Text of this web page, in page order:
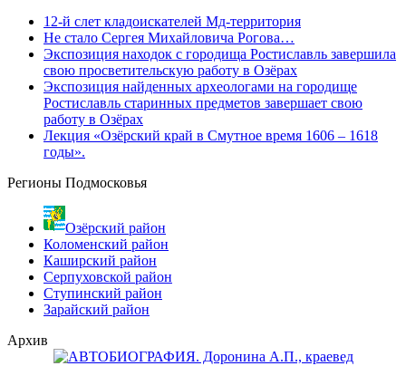
12-й слет кладоискателей Мд-территория
Не стало Сергея Михайловича Рогова…
Экспозиция находок с городища Ростиславль завершила
свою просветительскую работу в Озёрах
Экспозиция найденных археологами на городище
Ростиславль старинных предметов завершает свою
работу в Озёрах
Лекция «Озёрский край в Смутное время 1606 – 1618
годы».
Регионы Подмосковья
Озёрский район
Коломенский район
Каширский район
Серпуховской район
Ступинский район
Зарайский район
Архив